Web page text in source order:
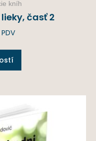
kníh
časť 2